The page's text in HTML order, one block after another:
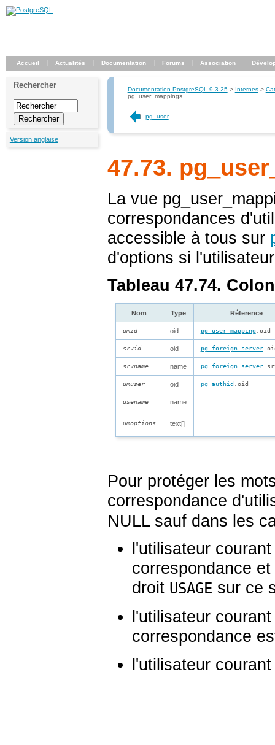
Accueil Actualités Documentation Forums Association
Rechercher
Version anglaise
Documentation PostgreSQL 9.3.25> Internes>
pg_user_mappings
pg_user
47.73.
La vue
correspondances
accessible à tous sur
d'options si
Tableau 47.74.
Nom Type Réference
umid oid pg_user_mapping.oid
srvid oid pg_foreign_server
srvname name pg_foreign_server
umuser oid pg_authid .oid
usename name
umoptions text[]
Pour protéger les
correspondance
NULL sauf dans les
l'utilisateur
correspondance
droit USAGE sur ce
l'utilisateur
correspondance
l'utilisateur